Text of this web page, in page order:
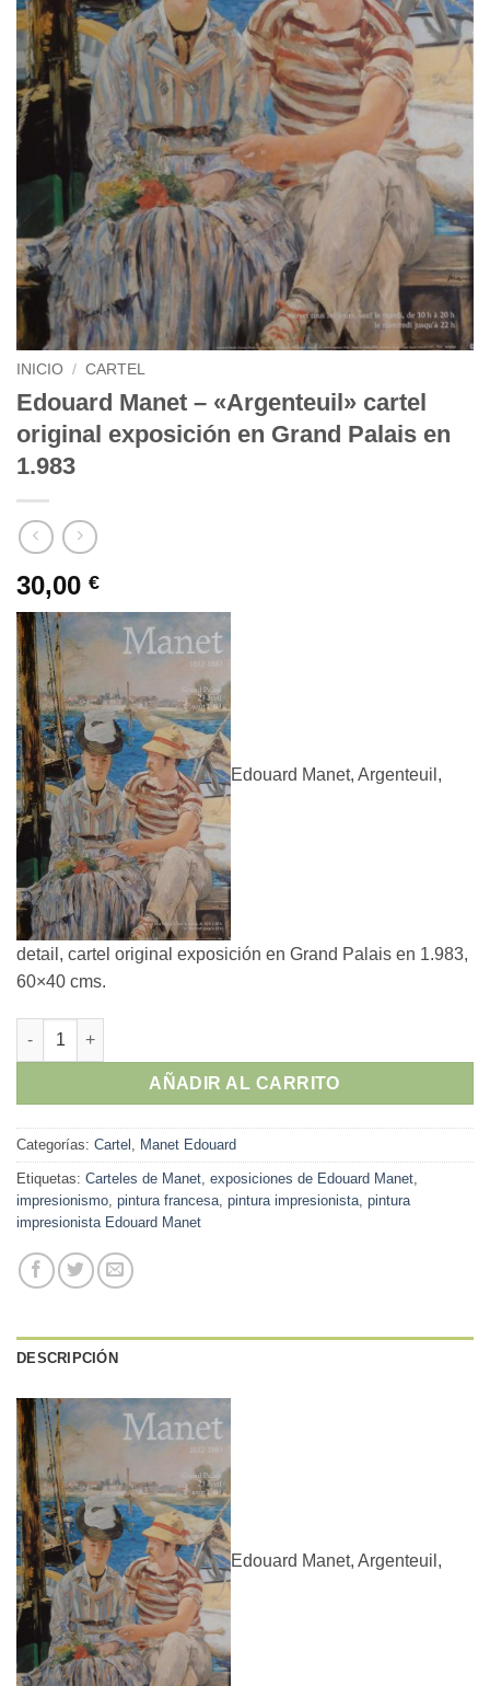
INICIO / CARTEL
Edouard Manet – «Argenteuil» cartel
original exposición en Grand Palais en
1.983
30,00 €
Edouard Manet, Argenteuil,
detail, cartel original exposición en Grand Palais en 1.983,
60×40 cms.
Edouard Manet - "Argenteuil" cartel original exposición en
AÑADIR AL CARRITO
Categorías: Cartel Manet Edouard
Etiquetas: Carteles de Manet exposiciones de Edouard Manet
impresionismo pintura francesa pintura impresionista pintura
impresionista Edouard Manet
DESCRIPCIÓN
Edouard Manet, Argenteuil,